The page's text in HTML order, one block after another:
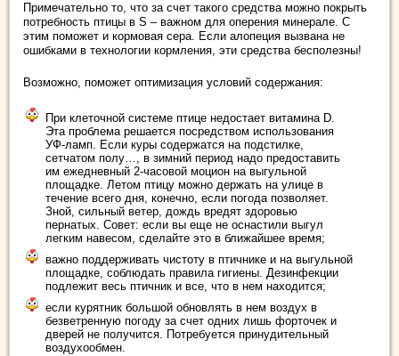
Примечательно то, что за счет такого средства можно покрыть
потребность птицы в S – важном для оперения минерале. С
этим поможет и кормовая сера. Если алопеция вызвана не
ошибками в технологии кормления, эти средства бесполезны!
Возможно, поможет оптимизация условий содержания:
При клеточной системе птице недостает витамина D.
Эта проблема решается посредством использования
УФ-ламп. Если куры содержатся на подстилке,
сетчатом полу…, в зимний период надо предоставить
им ежедневный 2-часовой моцион на выгульной
площадке. Летом птицу можно держать на улице в
течение всего дня, конечно, если погода позволяет.
Зной, сильный ветер, дождь вредят здоровью
пернатых. Совет: если вы еще не оснастили выгул
легким навесом, сделайте это в ближайшее время;
важно поддерживать чистоту в птичнике и на выгульной
площадке, соблюдать правила гигиены. Дезинфекции
подлежит весь птичник и все, что в нем находится;
если курятник большой обновлять в нем воздух в
безветренную погоду за счет одних лишь форточек и
дверей не получится. Потребуется принудительный
воздухообмен.